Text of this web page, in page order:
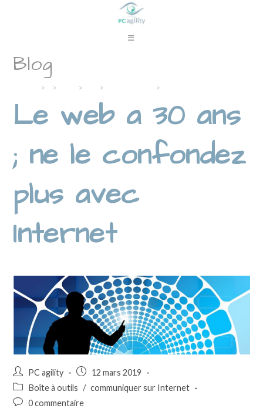
Blog
> > > > >
Le web a 30 ans
; ne le confondez
plus avec
Internet
Auteur/autrice
de
la
publication :
PC agility
Publication
publiée :
12 mars 2019
Post
category:
Boîte à outils / communiquer sur Internet
Commentaires
0 commentaire